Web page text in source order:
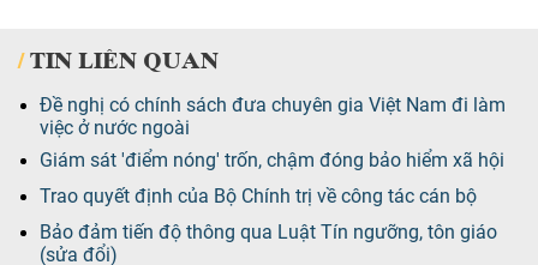
TIN LIÊN QUAN
Đề nghị có chính sách đưa chuyên gia Việt Nam đi làm
việc ở nước ngoài
Giám sát 'điểm nóng' trốn, chậm đóng bảo hiểm xã hội
Trao quyết định của Bộ Chính trị về công tác cán bộ
Bảo đảm tiến độ thông qua Luật Tín ngưỡng, tôn giáo
(sửa đổi)